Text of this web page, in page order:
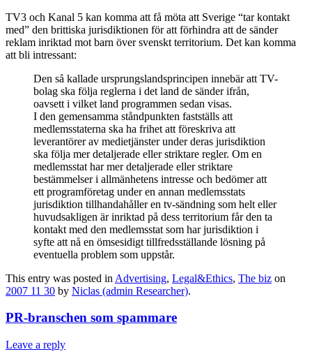
TV3 och Kanal 5 kan komma att få möta att Sverige “tar kontakt
med” den brittiska jurisdiktionen för att förhindra att de sänder
reklam inriktad mot barn över svenskt territorium. Det kan komma
att bli intressant:
Den så kallade ursprungslandsprincipen innebär att TV-
bolag ska följa reglerna i det land de sänder ifrån,
oavsett i vilket land programmen sedan visas.
I den gemensamma ståndpunkten fastställs att
medlemsstaterna ska ha frihet att föreskriva att
leverantörer av medietjänster under deras jurisdiktion
ska följa mer detaljerade eller striktare regler. Om en
medlemsstat har mer detaljerade eller striktare
bestämmelser i allmänhetens intresse och bedömer att
ett programföretag under en annan medlemsstats
jurisdiktion tillhandahåller en tv-sändning som helt eller
huvudsakligen är inriktad på dess territorium får den ta
kontakt med den medlemsstat som har jurisdiktion i
syfte att nå en ömsesidigt tillfredsställande lösning på
eventuella problem som uppstår.
This entry was posted in Advertising, Legal&Ethics, The biz on
2007 11 30 by Niclas (admin Researcher).
PR-branschen som spammare
Leave a reply